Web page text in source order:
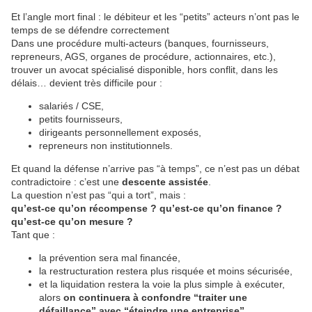
Et l’angle mort final : le débiteur et les “petits” acteurs n’ont pas le
temps de se défendre correctement
Dans une procédure multi-acteurs (banques, fournisseurs,
repreneurs, AGS, organes de procédure, actionnaires, etc.),
trouver un avocat spécialisé disponible, hors conflit, dans les
délais… devient très difficile pour :
salariés / CSE,
petits fournisseurs,
dirigeants personnellement exposés,
repreneurs non institutionnels.
Et quand la défense n’arrive pas “à temps”, ce n’est pas un débat
contradictoire : c’est une descente assistée
La question n’est pas “qui a tort”, mais :
qu’est-ce qu’on récompense ? qu’est-ce qu’on finance ?
qu’est-ce qu’on mesure ?
Tant que :
la prévention sera mal financée,
la restructuration restera plus risquée et moins sécurisée,
et la liquidation restera la voie la plus simple à exécuter,
alors on continuera à confondre “traiter une